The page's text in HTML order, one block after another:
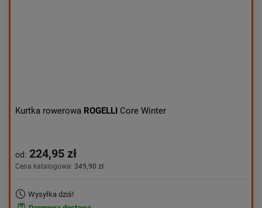
Kurtka rowerowa ROGELLI Core Winter
od: 224,95 zł
Cena katalogowa: 349,90 zł
Wysyłka dziś!